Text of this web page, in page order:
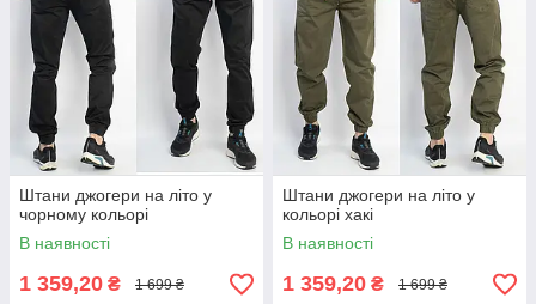
Штани джогери на літо у
чорному кольорі
В наявності
1 359,20 ₴ 1 699 ₴
Штани джогери на літо у
кольорі хакі
В наявності
1 359,20 ₴ 1 699 ₴